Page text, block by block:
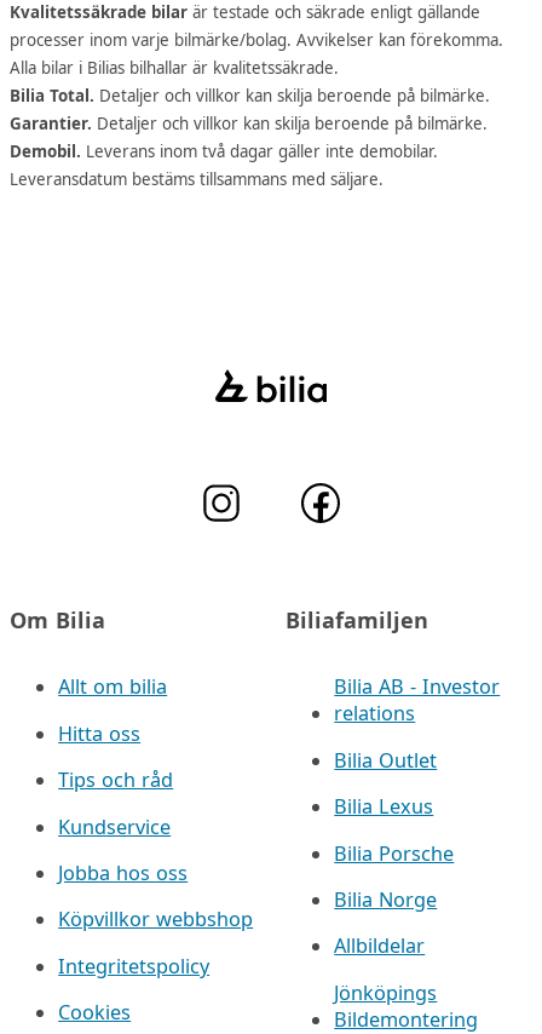
Kvalitetssäkrade bilar är testade och säkrade enligt gällande
processer inom varje bilmärke/bolag. Avvikelser kan förekomma.
Alla bilar i Bilias bilhallar är kvalitetssäkrade.
Bilia Total. Detaljer och villkor kan skilja beroende på bilmärke.
Garantier. Detaljer och villkor kan skilja beroende på bilmärke.
Demobil. Leverans inom två dagar gäller inte demobilar.
Leveransdatum bestäms tillsammans med säljare.
Om Bilia
Allt om bilia
Hitta oss
Tips och råd
Kundservice
Jobba hos oss
Köpvillkor webbshop
Integritetspolicy
Cookies
Biliafamiljen
Bilia AB - Investor
relations
Bilia Outlet
Bilia Lexus
Bilia Porsche
Bilia Norge
Allbildelar
Jönköpings
Bildemontering